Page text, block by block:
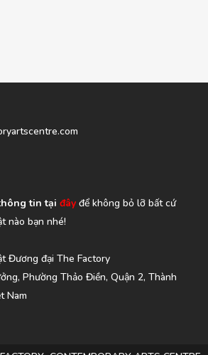
tin tại đây để không bỏ lỡ bất cứ
nào bạn nhé!
Đương đại The Factory
Phường Thảo Điền, Quận 2, Thành
Nam